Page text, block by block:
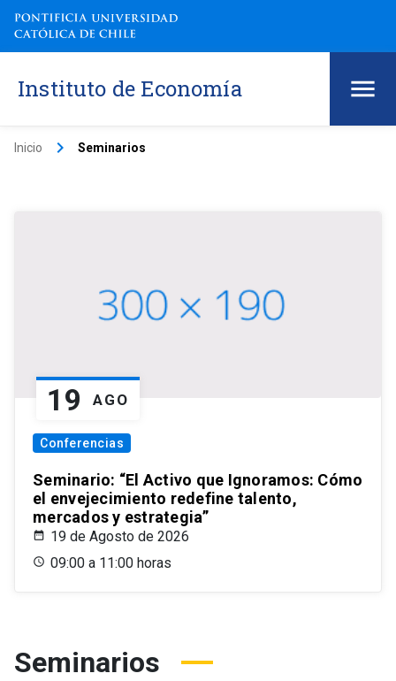
Instituto de Economía
Inicio keyboard_arrow_right Seminarios
19 AGO
Conferencias
Seminario: “El Activo que Ignoramos: Cómo
el envejecimiento redefine talento,
mercados y estrategia”
19 de Agosto de 2026
09:00 a 11:00 horas
Seminarios